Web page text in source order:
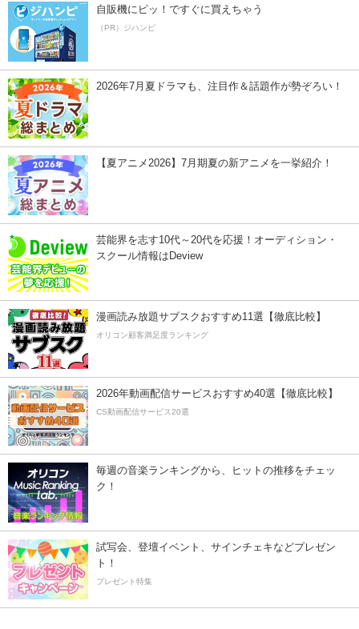
自販機にピッ！ですぐに買えちゃう
（PR）ジハンピ
2026年7月夏ドラマも、注目作＆話題作が勢ぞろい！
【夏アニメ2026】7月期夏の新アニメを一挙紹介！
芸能界を志す10代～20代を応援！オーディション・
スクール情報はDeview
漫画読み放題サブスクおすすめ11選【徹底比較】
オリコン顧客満足度ランキング
2026年動画配信サービスおすすめ40選【徹底比較】
CS動画配信サービス20選
毎週の音楽ランキングから、ヒットの推移をチェッ
ク！
試写会、登壇イベント、サインチェキなどプレゼン
ト！
プレゼント特集